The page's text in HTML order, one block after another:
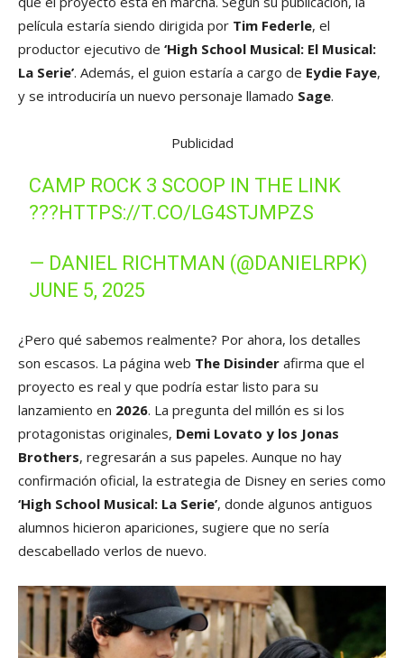
película estaría siendo dirigida por Tim Federle, el
productor ejecutivo de ‘High School Musical: El Musical:
La Serie’. Además, el guion estaría a cargo de Eydie Faye,
y se introduciría un nuevo personaje llamado Sage.
Publicidad
CAMP ROCK 3 SCOOP IN THE LINK
???HTTPS://T.CO/LG4STJMPZS
— DANIEL RICHTMAN (@DANIELRPK)
JUNE 5, 2025
¿Pero qué sabemos realmente? Por ahora, los detalles
son escasos. La página web The Disinder afirma que el
proyecto es real y que podría estar listo para su
lanzamiento en 2026. La pregunta del millón es si los
protagonistas originales, Demi Lovato y los Jonas
Brothers, regresarán a sus papeles. Aunque no hay
confirmación oficial, la estrategia de Disney en series como
‘High School Musical: La Serie’, donde algunos antiguos
alumnos hicieron apariciones, sugiere que no sería
descabellado verlos de nuevo.